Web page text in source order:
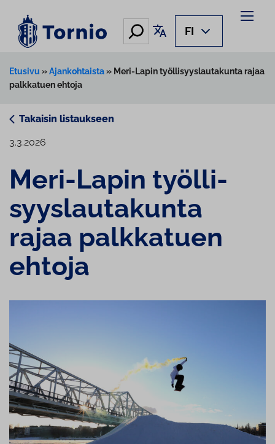
sisältöön
Hae Käännä sivu
FI
Etusivu »Ajankohtaista» Meri-Lapin työllisyyslautakunta rajaa
palkkatuen ehtoja
Takaisin listaukseen
3.3.2026
Meri-Lapin työl­li­
syys­lau­ta­kun­ta
rajaa palkkatuen
ehtoja